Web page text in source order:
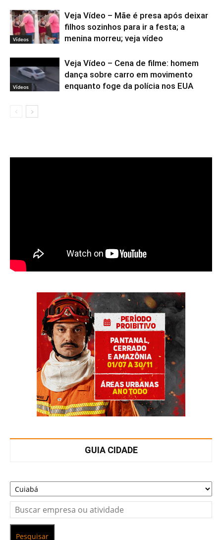
Vídeos
Veja Vídeo – Mãe é presa após deixar
filhos sozinhos para ir a festa; a
menina morreu; veja vídeo
Vídeos
Veja Vídeo – Cena de filme: homem
dança sobre carro em movimento
enquanto foge da polícia nos EUA
GUIA CIDADE
Pesquisar